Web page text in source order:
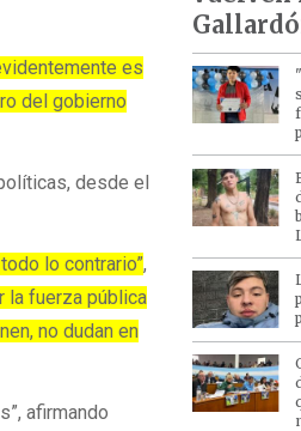
es
del gobierno
desde el
lo contrario”,
la fuerza pública
no dudan en
afirmando